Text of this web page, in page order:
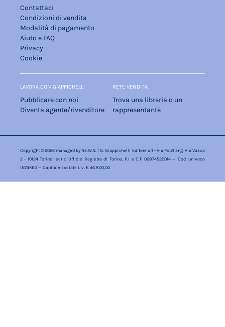
Contattaci
Condizioni di vendita
Modalità di pagamento
Aiuto e FAQ
Privacy
Cookie
LAVORA CON GIAPPICHELLI
Pubblicare con noi
Diventa agente/rivenditore
RETE VENDITA
Trova una libreria o un
rappresentante
Copyright © 2026 managed by Ne.W.S. | G. Giappichelli Editore srl - Via Po 21 ang. Via Vasco
2 - 10124 Torino Iscriz. Ufficio Registro di Torino, P.I e C.F 02874520014 — Cod. univoco
1N74KED — Capitale sociale i. v. € 46.800,00